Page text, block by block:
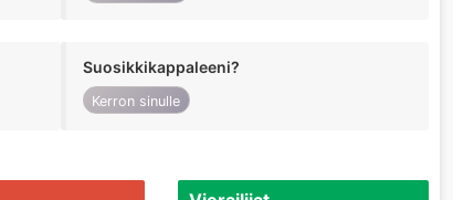
Suosikkikappaleeni?
Kerron sinulle